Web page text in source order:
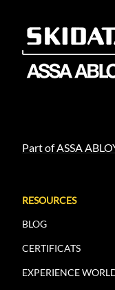
Part of ASSA
RESOURCES
BLOG
CERTIFICATS
EXPERIENCE